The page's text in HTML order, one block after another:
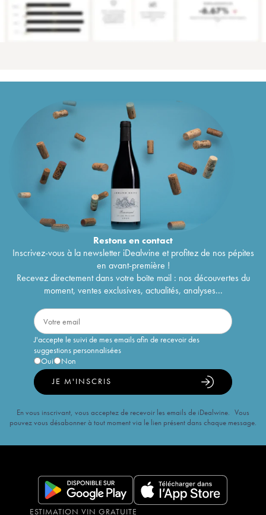
Restons encontact
Inscrivez-vous à la newsletter iDealwine et profitez de nos pépites
en avant-première !
Recevez directement dans votre boîte mail : nos découvertes du
moment, ventes exclusives, actualités, analyses...
J'accepte le suivi de mes emails afin de recevoir des
suggestions personnalisées
Oui
Non
JE M'INSCRIS
En vous inscrivant, vous acceptez de recevoir les emails de iDealwine. Vous
pouvez vous désabonner à tout moment via le lien présent dans chaque message.
ESTIMATION VIN GRATUITE